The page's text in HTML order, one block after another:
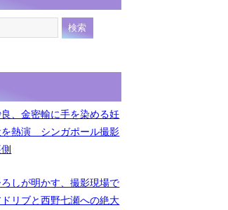
連載
フォト
、金密輸に手を染める妊
を熱演 シンガポール撮影
しが明かす、撮影現場で
リブと西野七瀬への絶大